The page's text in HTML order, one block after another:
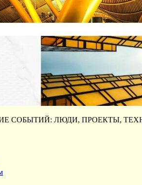
СОБЫТИЙ: ЛЮДИ, ПРОЕКТЫ,